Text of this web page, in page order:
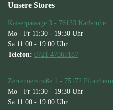
Unsere Stores
Kaiserpassage 3 - 76133 Karlsruhe
Mo - Fr 11:30 - 19:30 Uhr
Sa 11:00 - 19:00 Uhr
Telefon: 0721 47067187
Zerrennerstraße 1 - 75172 Pforzheim
Mo - Fr 11:30 - 19:30 Uhr
Sa 11:00 - 19:00 Uhr